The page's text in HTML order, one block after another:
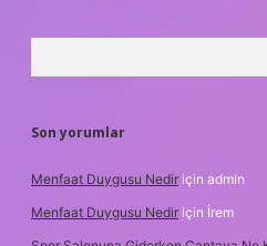
Son yorumlar
Menfaat Duygusu Nedir için admin
Menfaat Duygusu Nedir için İrem